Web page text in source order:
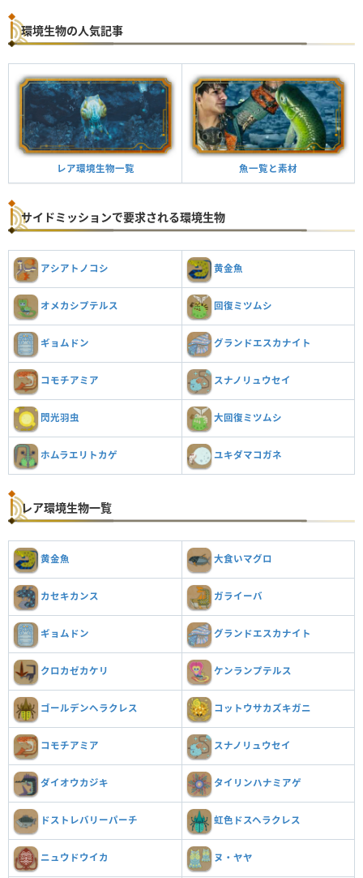
環境生物の人気記事
レア環境生物一覧 魚一覧と素材
サイドミッションで要求される環境生物
アシアトノコシ 黄金魚
オメカシプテルス 回復ミツムシ
ギョムドン グランドエスカナイト
コモチアミア スナノリュウセイ
閃光羽虫 大回復ミツムシ
ホムラエリトカゲ ユキダマコガネ
レア環境生物一覧
黄金魚 大食いマグロ
カセキカンス ガライーバ
ギョムドン グランドエスカナイト
クロカゼカケリ ケンランプテルス
ゴールデンヘラクレス コットウサカズキガニ
コモチアミア スナノリュウセイ
ダイオウカジキ タイリンハナミアゲ
ドストレバリーパーチ 虹色ドスヘラクレス
ニュウドウイカ ヌ・ヤヤ